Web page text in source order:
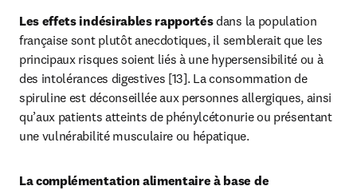
Les effets indésirables rapportés dans la population
française sont plutôt anecdotiques, il semblerait que les
principaux risques soient liés à une hypersensibilité ou à
des intolérances digestives [13]. La consommation de
spiruline est déconseillée aux personnes allergiques, ainsi
qu’aux patients atteints de phénylcétonurie ou présentant
une vulnérabilité musculaire ou hépatique.
La complémentation alimentaire à base de